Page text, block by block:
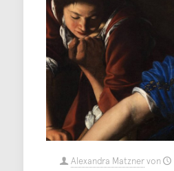
Alexandra Matznervon